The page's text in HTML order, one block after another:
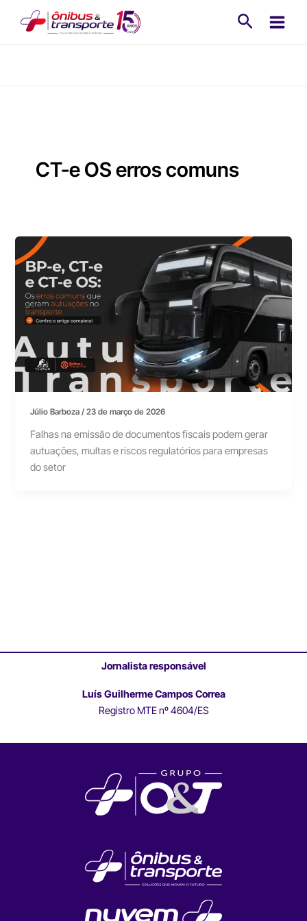
CT-e OS erros comuns
Júlio Barboza/23 de março de 2026
Falhas na emissão de documentos fiscais podem gerar
autuações, multas e riscos regulatórios para empresas
do setor
Jornalista responsável
Luís Guilherme Campos Correa
Registro MTE nº 4604/ES